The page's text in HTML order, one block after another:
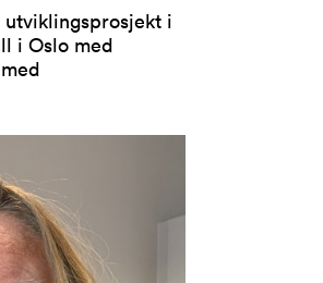
utviklingsprosjekt i
i Oslo med